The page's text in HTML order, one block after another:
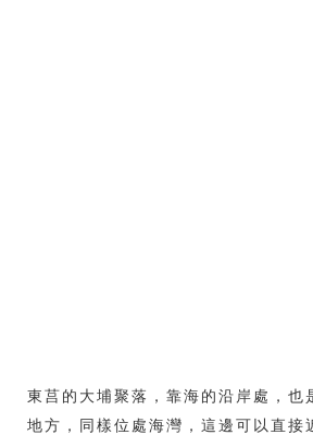
東莒的大埔聚落，靠海的沿岸處，也
地方，同樣位處海灣，這邊可以直接